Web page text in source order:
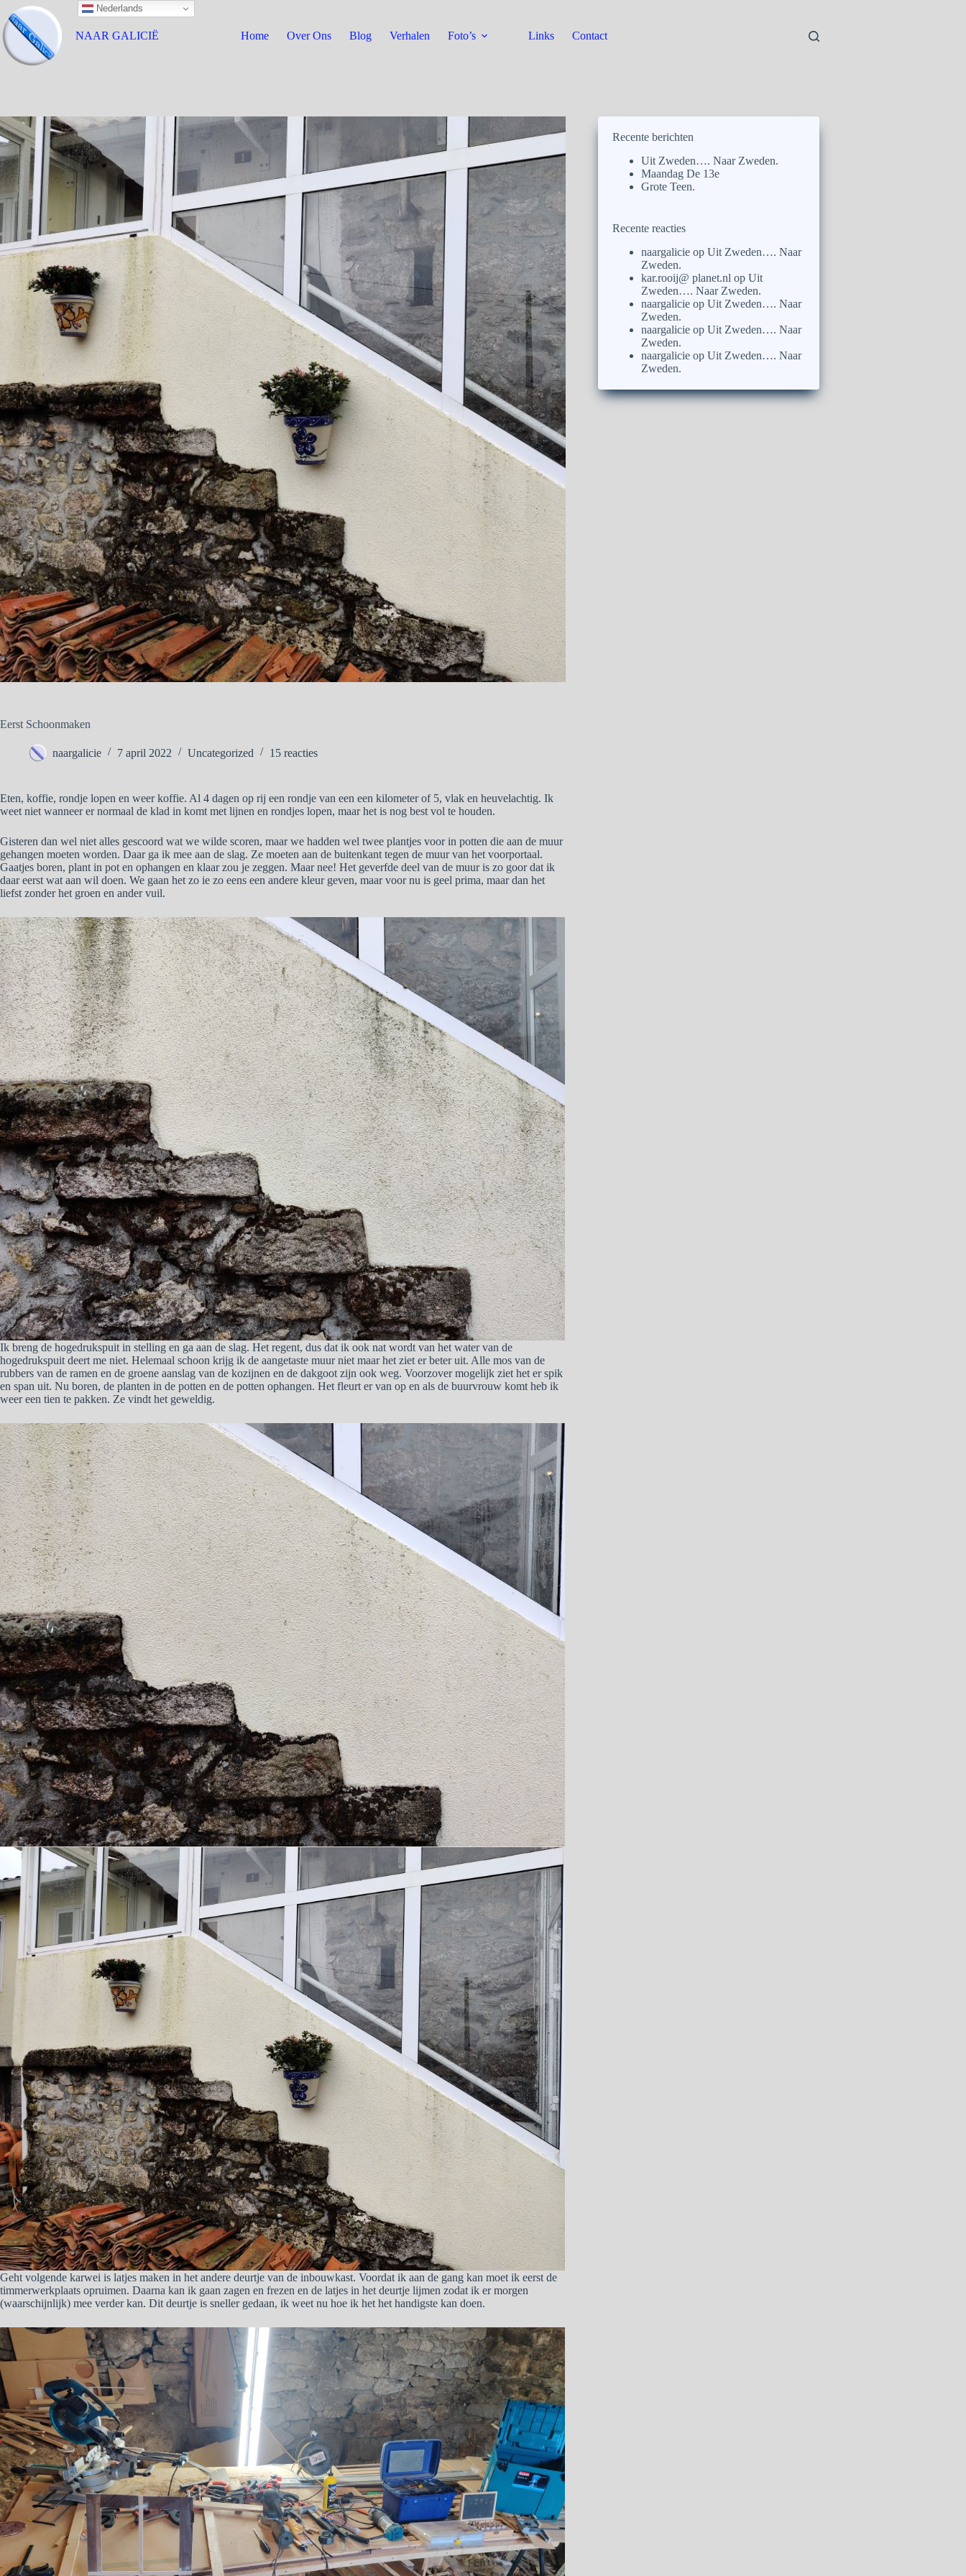
NAAR GALICIË Home Over Ons Blog Verhalen Foto’s Links Contact
Eerst Schoonmaken
naargalicie 7 april 2022 Uncategorized 15 reacties
Eten, koffie, rondje lopen en weer koffie. Al 4 dagen op rij een rondje van een een kilometer of 5, vlak en heuvelachtig. Ik
weet niet wanneer er normaal de klad in komt met lijnen en rondjes lopen, maar het is nog best vol te houden.
Gisteren dan wel niet alles gescoord wat we wilde scoren, maar we hadden wel twee plantjes voor in potten die aan de muur
gehangen moeten worden. Daar ga ik mee aan de slag. Ze moeten aan de buitenkant tegen de muur van het voorportaal.
Gaatjes boren, plant in pot en ophangen en klaar zou je zeggen. Maar nee! Het geverfde deel van de muur is zo goor dat ik
daar eerst wat aan wil doen. We gaan het zo ie zo eens een andere kleur geven, maar voor nu is geel prima, maar dan het
liefst zonder het groen en ander vuil.
Ik breng de hogedrukspuit in stelling en ga aan de slag. Het regent, dus dat ik ook nat wordt van het water van de
hogedrukspuit deert me niet. Helemaal schoon krijg ik de aangetaste muur niet maar het ziet er beter uit. Alle mos van de
rubbers van de ramen en de groene aanslag van de kozijnen en de dakgoot zijn ook weg. Voorzover mogelijk ziet het er spik
en span uit. Nu boren, de planten in de potten en de potten ophangen. Het fleurt er van op en als de buurvrouw komt heb ik
weer een tien te pakken. Ze vindt het geweldig.
Geht volgende karwei is latjes maken in het andere deurtje van de inbouwkast. Voordat ik aan de gang kan moet ik eerst de
timmerwerkplaats opruimen. Daarna kan ik gaan zagen en frezen en de latjes in het deurtje lijmen zodat ik er morgen
(waarschijnlijk) mee verder kan. Dit deurtje is sneller gedaan, ik weet nu hoe ik het het handigste kan doen.
Recente berichten
Uit Zweden…. Naar Zweden.
Maandag De 13e
Grote Teen.
Recente reacties
naargalicie opUit Zweden…. Naar
Zweden.
kar.rooij@ planet.nl opUit
Zweden…. Naar Zweden.
naargalicie opUit Zweden…. Naar
Zweden.
naargalicie opUit Zweden…. Naar
Zweden.
naargalicie opUit Zweden…. Naar
Zweden.
Nederlands